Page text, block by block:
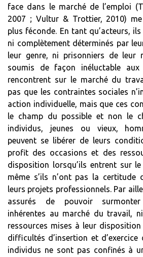
face dans le marché de l’emploi
2007 ; Vultur & Trottier, 2010) me
plus féconde. En tant qu’acteurs,
ni complètement déterminés par
leur genre, ni prisonniers de leur
soumis de façon inéluctable aux
rencontrent sur le marché du
pas que les contraintes sociales
action individuelle, mais que ces
le champ du possible et non le
individus, jeunes ou vieux,
peuvent se libérer de leurs
profit des occasions et des
disposition lorsqu’ils entrent sur
même s’ils n’ont pas la certitude
leurs projets professionnels. Par
assurés de pouvoir
inhérentes au marché du travail,
ressources mises à leur
difficultés d’insertion et
individus ne sont pas confinés à